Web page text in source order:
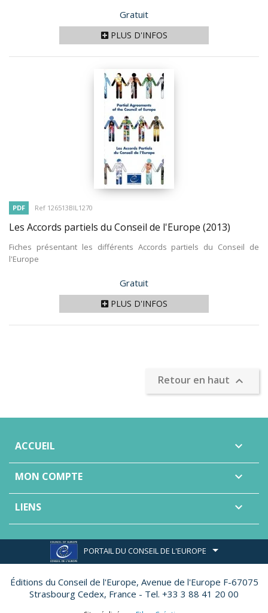
Prix
Gratuit
PLUS D'INFOS
PDF Ref 126513BIL1270
Les Accords partiels du Conseil de l'Europe (2013)
Fiches présentant les différents Accords partiels du Conseil de
l'Europe
Prix
Gratuit
PLUS D'INFOS
Retour en haut 
ACCUEIL 
MON COMPTE 
LIENS 
PORTAIL DU CONSEIL DE L'EUROPE
Éditions du Conseil de l'Europe, Avenue de l'Europe F-67075
Strasbourg Cedex, France - Tel. +33 3 88 41 20 00